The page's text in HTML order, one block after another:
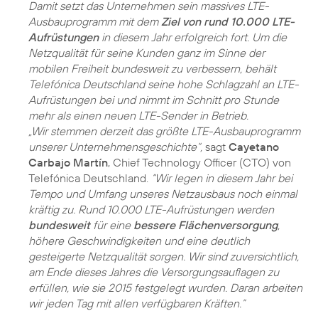
Damit setzt das Unternehmen sein massives LTE-
Ausbauprogramm mit dem Ziel von rund 10.000 LTE-
Aufrüstungenin diesem Jahr erfolgreich fort. Um die
Netzqualität für seine Kunden ganz im Sinne der
mobilen Freiheit bundesweit zu verbessern, behält
Telefónica Deutschland seine hohe Schlagzahl an LTE-
Aufrüstungen bei und nimmt im Schnitt pro Stunde
mehr als einen neuen LTE-Sender in Betrieb.
„Wir stemmen derzeit das größte LTE-Ausbauprogramm
unserer Unternehmensgeschichte“, sagt Cayetano
Carbajo Martín, Chief Technology Officer (CTO) von
Telefónica Deutschland. “Wir legen in diesem Jahr bei
Tempo und Umfang unseres Netzausbaus noch einmal
kräftig zu. Rund 10.000 LTE-Aufrüstungen werden
bundesweitfür eine bessere Flächenversorgung,
höhere Geschwindigkeiten und eine deutlich
gesteigerte Netzqualität sorgen. Wir sind zuversichtlich,
am Ende dieses Jahres die Versorgungsauflagen zu
erfüllen, wie sie 2015 festgelegt wurden. Daran arbeiten
wir jeden Tag mit allen verfügbaren Kräften.”